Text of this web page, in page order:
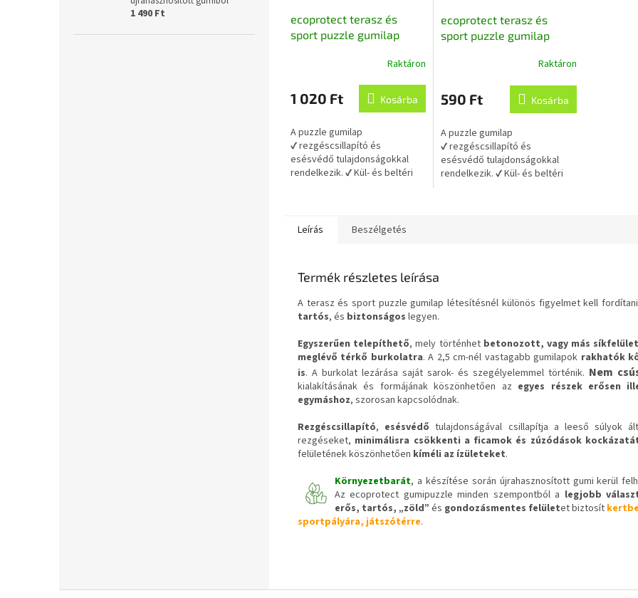
1 490 Ft
ecoprotect terasz és
sport puzzle gumilap
újrahasznosított gumiból
átlagos
értékelése
ből
3,6
csillag.
Raktáron
1 020 Ft Kosárba
A puzzle gumilap
✔ rezgéscsillapító és
esésvédő tulajdonságokkal
rendelkezik. ✔ Kül- és beltéri
ecoprotect terasz és
sport puzzle gumilap
cm, újrahasznosítottRaktáron
590 Ft Kosárba
A puzzle gumilap
✔ rezgéscsillapító és
esésvédő tulajdonságokkal
rendelkezik. ✔ Kül- és beltéri
Leírás Beszélgetés
Termék részletes leírása
A terasz és sport puzzle gumilap létesítésnél különös figyelmet kell
tartós, és biztonságos legyen.
Egyszerűen telepíthető, mely történhet betonozott, vagy más
meglévő térkő burkolatra. A 2,5 cm-nél vastagabb gumilapok rakhatók
is. A burkolat lezárása saját sarok- és szegélyelemmel történik. Nem
kialakításának és formájának köszönhetően az egyes részek erősen
egymáshoz, szorosan kapcsolódnak.
Rezgéscsillapító, esésvédő tulajdonságával csillapítja a leeső súlyok
rezgéseket, minimálisra csökkenti a ficamok és zúzódások
felületének köszönhetően kíméli az ízületeket.
Környezetbarát, a készítése során újrahasznosított gumi kerül
Az ecoprotect gumipuzzle minden szempontból a legjobb
erős, tartós, „zöld” és gondozásmentes felületet biztosít
sportpályára, játszótérre.